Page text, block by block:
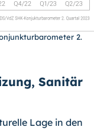
2.
Sanitär
Lage in den